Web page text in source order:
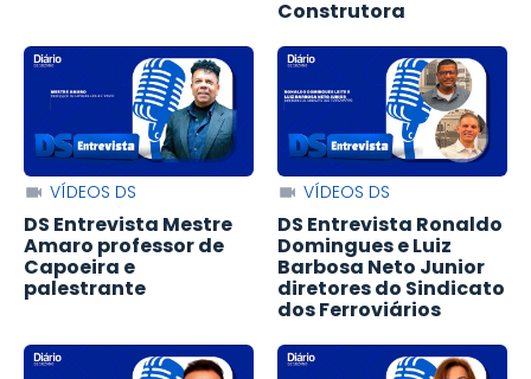
Construtora
VÍDEOS DS
DS Entrevista Mestre
Amaro professor de
Capoeira e
palestrante
VÍDEOS DS
DS Entrevista Ronaldo
Domingues e Luiz
Barbosa Neto Junior
diretores do Sindicato
dos Ferroviários